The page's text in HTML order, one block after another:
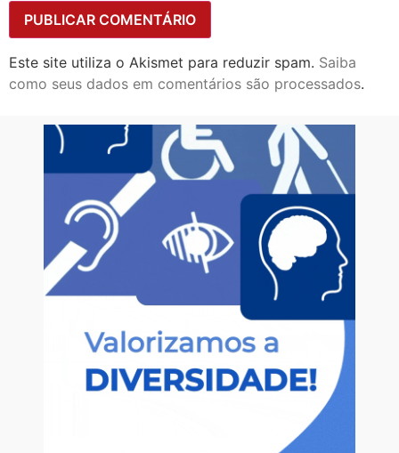
Este site utiliza o Akismet para reduzir spam. Saiba
como seus dados em comentários são processados.